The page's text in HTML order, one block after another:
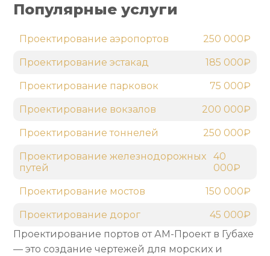
Проектирование портов от АМ-Проект в Губахе
— это создание чертежей для морских и
Популярные услуги
Проектирование аэропортов 250 000₽
Проектирование эстакад 185 000₽
Проектирование парковок 75 000₽
Проектирование вокзалов 200 000₽
Проектирование тоннелей 250 000₽
Проектирование железнодорожных
путей
40
000₽
Проектирование мостов 150 000₽
Проектирование дорог 45 000₽